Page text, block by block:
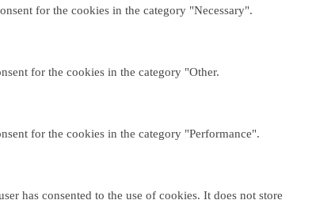
for the cookies in the category "Necessary".
for the cookies in the category "Other.
for the cookies in the category "Performance".
has consented to the use of cookies. It does not store